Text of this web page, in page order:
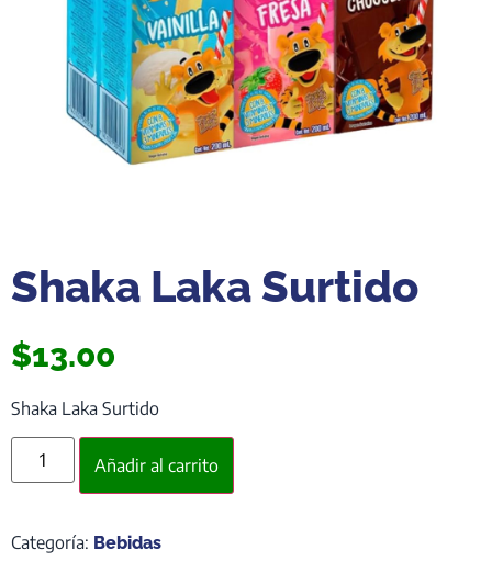
Shaka Laka Surtido
$13.00
Shaka Laka Surtido
Añadir al carrito
Categoría: Bebidas